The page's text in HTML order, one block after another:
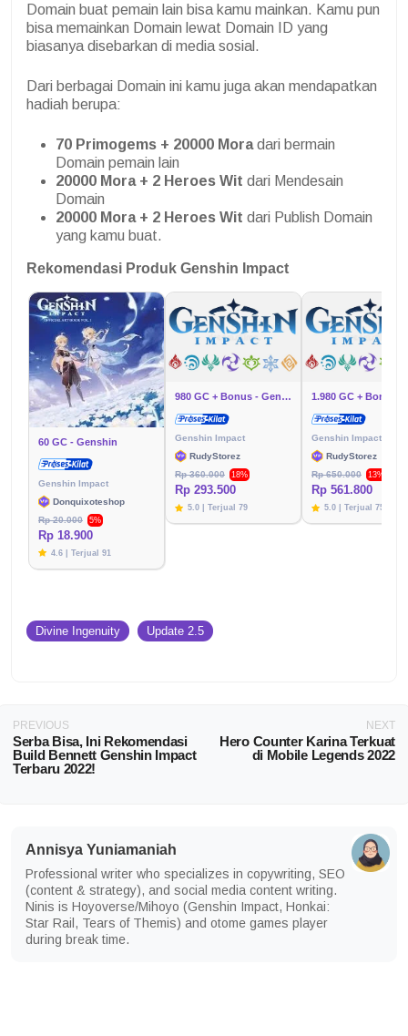
Domain buat pemain lain bisa kamu mainkan. Kamu pun
bisa memainkan Domain lewat Domain ID yang
biasanya disebarkan di media sosial.
Dari berbagai Domain ini kamu juga akan mendapatkan
hadiah berupa:
70 Primogems + 20000 Moradari bermain
Domain pemain lain
20000 Mora + 2 Heroes Wit dari Mendesain
Domain
20000 Mora + 2 Heroes Wit dari Publish Domain
yang kamu buat.
Rekomendasi Produk Genshin Impact
60 GC - Genshin
Genshin Impact
Donquixoteshop
Rp 20.000
5%
Rp 18.900
4.6 | Terjual 91
980 GC + Bonus - Genshin
Genshin Impact
RudyStorez
Rp 360.000
18%
Rp 293.500
5.0 | Terjual 79
Genshin Impact
RudyStorez
Rp 650.000
13%
Rp 561.800
5.0 | Terjual 75
Divine Ingenuity Update 2.5
PREVIOUS
Serba Bisa, Ini Rekomendasi
Build Bennett Genshin Impact
Terbaru 2022!
NEXT
Hero Counter Karina Terkuat
di Mobile Legends 2022
Annisya Yuniamaniah
Professional writer who specializes in copywriting, SEO
(content & strategy), and social media content writing.
Ninis is Hoyoverse/Mihoyo (Genshin Impact, Honkai:
Star Rail, Tears of Themis) and otome games player
during break time.